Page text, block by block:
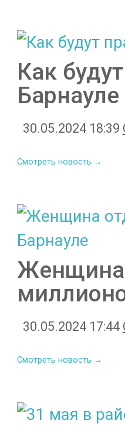
Как
Барнауле
30.05.2024 18:39
Смотреть новость →
Женщина
30.05.2024 17:44
Смотреть новость →